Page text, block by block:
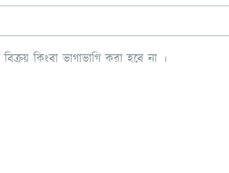
কিংবা ভাগাভাগি করা হবে না ।